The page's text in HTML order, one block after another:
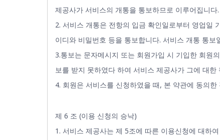
제공사가 서비스의 개통을 통보하므로 이루어집니다.
2. 서비스 개통은 전항의 입금 확인일로부터 영업일
이디와 비밀번호 등을 통보합니다. 서비스 개통 통
3.통보는 문자메시지 또는 회원가입 시 기입한 회원
보를 받지 못하였다 하여 서비스 제공사가 그에 대한
4. 회원은 서비스를 신청하였을 때, 본 약관에 동의한
제 6 조 (이용 신청의 승낙)
1. 서비스 제공사는 제 5조에 따른 이용신청에 대하